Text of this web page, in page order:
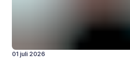
01 juli 2026